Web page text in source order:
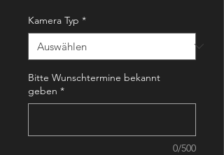
Kamera Typ *
Bitte Wunschtermine bekannt
geben *
0/500